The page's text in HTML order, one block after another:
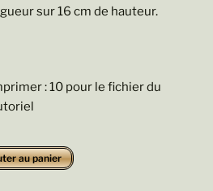
sur 16 cm de hauteur.
: 10 pour le fichier du
au panier